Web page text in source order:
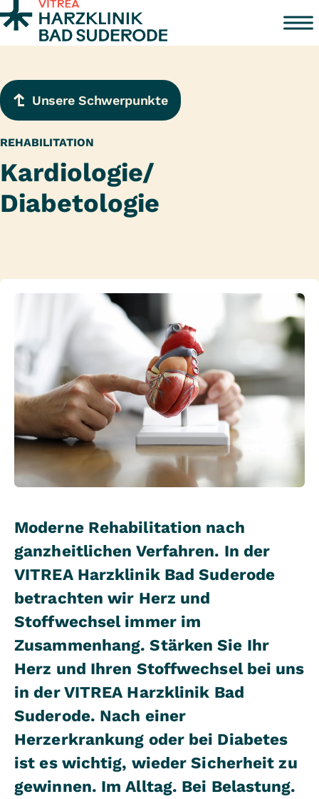
Zum Inhalt springen
Unsere Schwerpunkte
REHABILITATION
Kardiologie/
Diabetologie
Moderne Rehabilitation nach
ganzheitlichen Verfahren. In der
VITREA Harzklinik Bad Suderode
betrachten wir Herz und
Stoffwechsel immer im
Zusammenhang. Stärken Sie Ihr
Herz und Ihren Stoffwechsel bei uns
in der VITREA Harzklinik Bad
Suderode. Nach einer
Herzerkrankung oder bei Diabetes
ist es wichtig, wieder Sicherheit zu
gewinnen. Im Alltag. Bei Belastung.